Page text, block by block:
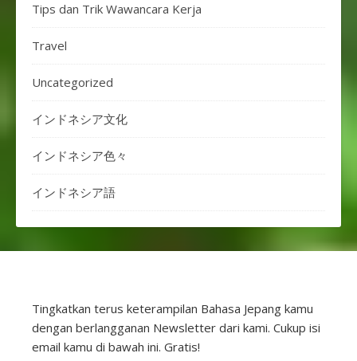
Tips dan Trik Wawancara Kerja
Travel
Uncategorized
インドネシア文化
インドネシア色々
インドネシア語
Tingkatkan terus keterampilan Bahasa Jepang kamu
dengan berlangganan Newsletter dari kami. Cukup isi
email kamu di bawah ini. Gratis!